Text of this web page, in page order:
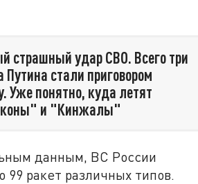
страшный удар СВО. Всего три
Путина стали приговором
Уже понятно, куда летят
и "Кинжалы"
данным, ВС России
99 ракет различных типов.